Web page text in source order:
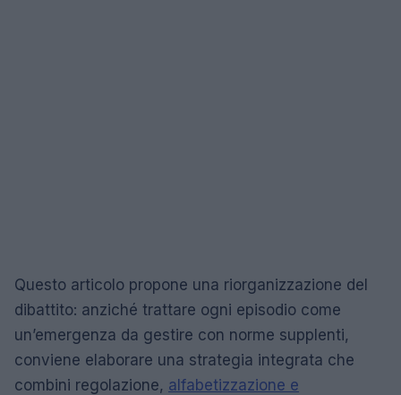
Questo articolo propone una riorganizzazione del
dibattito: anziché trattare ogni episodio come
un’emergenza da gestire con norme supplenti,
conviene elaborare una strategia integrata che
combini regolazione, alfabetizzazione e